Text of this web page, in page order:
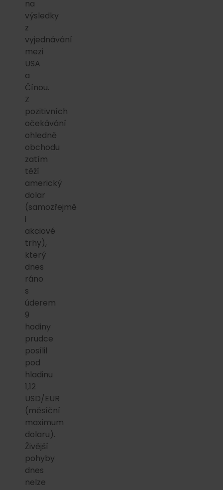
na
výsledky
z
vyjednávání
mezi
USA
a
Čínou.
Z
pozitivních
očekávání
ohledně
obchodu
zatím
těží
americký
dolar
(samozřejmě
i
akciové
trhy),
který
dnes
ráno
s
úderem
9
hodiny
prudce
posílil
pod
hladinu
1,12
USD/EUR
(měsíční
maximum
dolaru).
Živější
pohyby
dnes
nelze